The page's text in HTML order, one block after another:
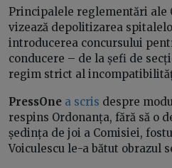
Principalele reglementări ale
vizează depolitizarea
introducerea concursului
conducere – de la șefi de
regim strict al
PressOne a scris despre
respins Ordonanța, fără să o
ședința de joi a Comisiei,
Voiculescu le-a bătut obrazul